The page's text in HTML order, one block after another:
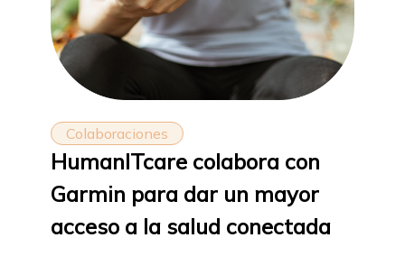
Colaboraciones
HumanITcare colabora con
Garmin para dar un mayor
acceso a la salud conectada